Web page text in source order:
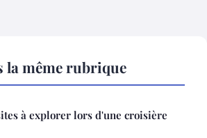
la même rubrique
à explorer lors d'une croisière